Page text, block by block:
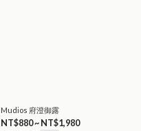
Mudios 府澄御露
NT$880 ~ NT$1,980